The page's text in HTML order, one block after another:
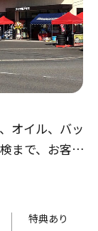
オイル、バッ
まで、お客様
特典あり